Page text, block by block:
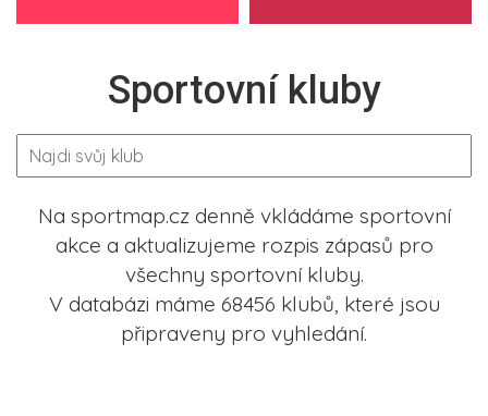
Sportovní kluby
Na sportmap.cz denně vkládáme sportovní
akce a aktualizujeme rozpis zápasů pro
všechny sportovní kluby.
V databázi máme 68456 klubů, které jsou
připraveny pro vyhledání.